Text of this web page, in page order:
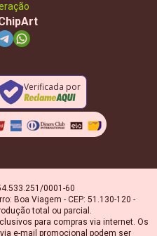
Verificada por
0001-60
Boa Viagem - CEP: 51.130-120 -
total ou parcial.
para compras via internet. Os
e-mail promocional podem ser